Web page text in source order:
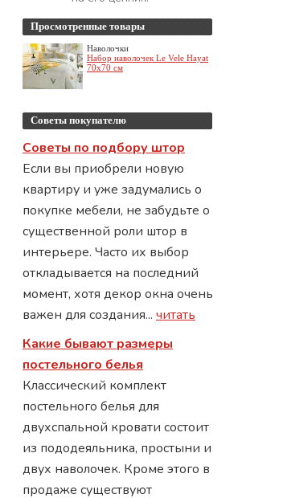
Просмотренные товары
Наволочки
Набор наволочек Le Vele Hayat
70x70 см
Советы покупателю
Советы по подбору штор
Если вы приобрели новую
квартиру и уже задумались о
покупке мебели, не забудьте о
существенной роли штор в
интерьере. Часто их выбор
откладывается на последний
момент, хотя декор окна очень
важен для создания... читать
Какие бывают размеры
постельного белья
Классический комплект
постельного белья для
двухспальной кровати состоит
из пододеяльника, простыни и
двух наволочек. Кроме этого в
продаже существуют